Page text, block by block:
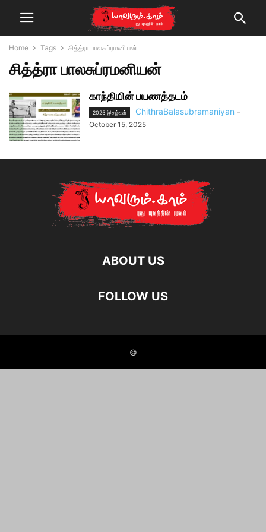
Home Tags சித்த்ரா பாலசுப்ரமனியன்
சித்த்ரா பாலசுப்ரமனியன்
காந்தியின் பயணத்தடம்
2025 இதழ்கள் ChithraBalasubramaniyan -
October 15, 2025
ABOUT US
FOLLOW US
©